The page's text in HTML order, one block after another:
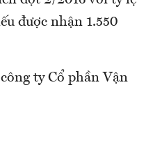
được nhận 1.550
ty Cổ phần Vận